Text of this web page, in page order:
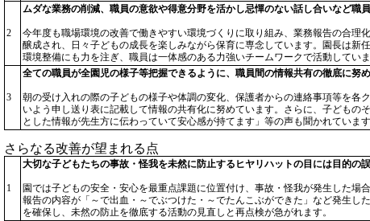
2
ムダな業務の削減、職員の意欲や得意分野を活かし忌憚のない話し合いなど職
今年度も職場環境の改善で働きやすい環境づくりに取り組み、業務報告の合
醸成され、日々子どもの成長を楽しみながら保育に専念しています。園長は
環境整備にも力を注ぎ、職員は一体感のある力強いチームワークで活動していま
3
全ての職員が全園児の様子等把握できるように、職員間の情報共有の徹底に努
朝の受け入れの際の子どもの様子や体調の変化、保護者からの連絡事項等を
いよう申し送り表に記載して情報の共有化に努めています。さらに、子ども
とした情報が先生方に伝わっていて安心感が持てます」等の声も聞かれています
さらなる改善が望まれる点
1
大切な子どもたちの事故・怪我を未然に防止するヒヤリハットの目には目的の
園では子どもの安全・安心を最重点課題に位置付け、事故・怪我が発生した
報告の内容が「～で出血・～でぶつけた・～でたんこぶができた」など発生
を確保し、未然の防止を徹底する活動の見直しと再点検が急がれます。